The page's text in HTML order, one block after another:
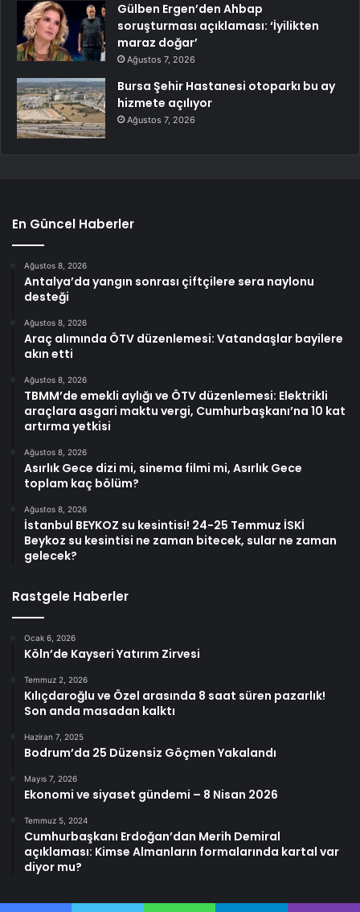
Gülben Ergen’den Ahbap
soruşturması açıklaması: ‘İyilikten
maraz doğar’
Ağustos 7, 2026
Bursa Şehir Hastanesi otoparkı bu ay
hizmete açılıyor
Ağustos 7, 2026
En Güncel Haberler
Ağustos 8, 2026
Antalya’da yangın sonrası çiftçilere sera naylonu
desteği
Ağustos 8, 2026
Araç alımında ÖTV düzenlemesi: Vatandaşlar bayilere
akın etti
Ağustos 8, 2026
TBMM’de emekli aylığı ve ÖTV düzenlemesi: Elektrikli
araçlara asgari maktu vergi, Cumhurbaşkanı’na 10 kat
artırma yetkisi
Ağustos 8, 2026
Asırlık Gece dizi mi, sinema filmi mi, Asırlık Gece
toplam kaç bölüm?
Ağustos 8, 2026
İstanbul BEYKOZ su kesintisi! 24-25 Temmuz İSKİ
Beykoz su kesintisi ne zaman bitecek, sular ne zaman
gelecek?
Rastgele Haberler
Ocak 6, 2026
Köln’de Kayseri Yatırım Zirvesi
Temmuz 2, 2026
Kılıçdaroğlu ve Özel arasında 8 saat süren pazarlık!
Son anda masadan kalktı
Haziran 7, 2025
Bodrum’da 25 Düzensiz Göçmen Yakalandı
Mayıs 7, 2026
Ekonomi ve siyaset gündemi – 8 Nisan 2026
Temmuz 5, 2024
Cumhurbaşkanı Erdoğan’dan Merih Demiral
açıklaması: Kimse Almanların formalarında kartal var
diyor mu?